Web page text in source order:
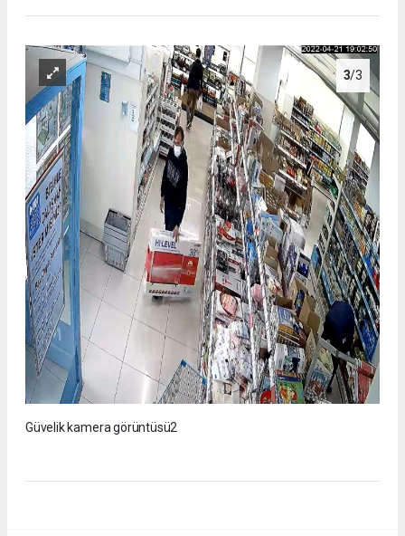
3/3
Güvelik kamera görüntüsü2